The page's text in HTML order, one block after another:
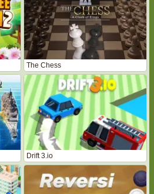
The Chess
Drift 3.io